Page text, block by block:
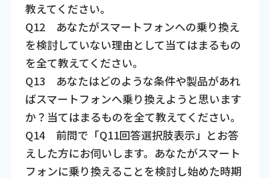
教えてください。
Q12 あなたがスマートフォンへの乗り換え
を検討していない理由として当てはまるもの
を全て教えてください。
Q13 あなたはどのような条件や製品があれ
ばスマートフォンへ乗り換えようと思います
か？当てはまるものを全て教えてください。
Q14 前問で「Q11回答選択肢表示」とお答
えした方にお伺いします。あなたがスマート
フォンに乗り換えることを検討し始めた時期